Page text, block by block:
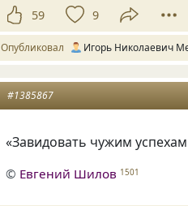
59 9
Опубликовал Игорь Николаевич
#1385867
«Завидовать чужим
© Евгений Шилов 1501